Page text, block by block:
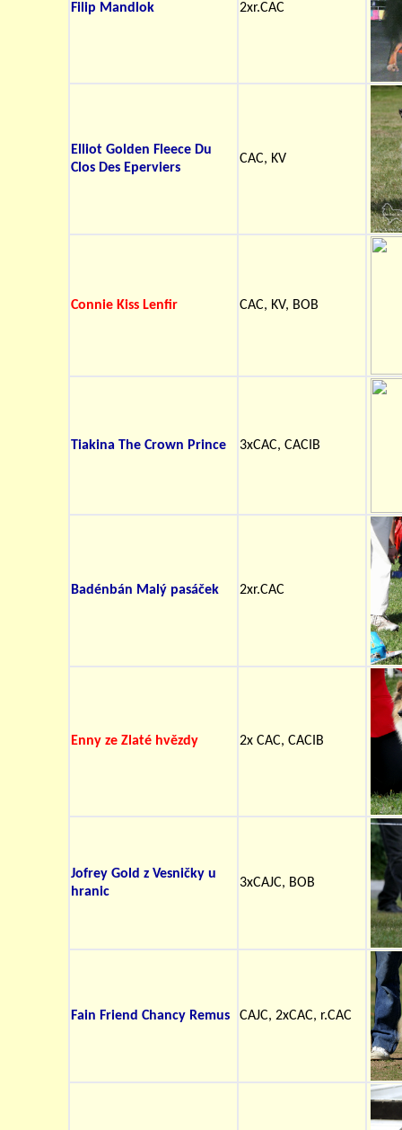
Filip Mandlok 2xr.CAC
Elliot Golden Fleece Du
Clos Des Eperviers
CAC, KV
Connie Kiss Lenfir CAC, KV, BOB
Tiakina The Crown Prince 3xCAC, CACIB
Badénbán Malý pasáček 2xr.CAC
Enny ze Zlaté hvězdy 2x CAC, CACIB
Jofrey Gold z Vesničky u
hranic
3xCAJC, BOB
Fain Friend Chancy Remus CAJC, 2xCAC, r.CAC